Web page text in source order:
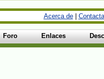
Acerca de|
Foro Enlaces